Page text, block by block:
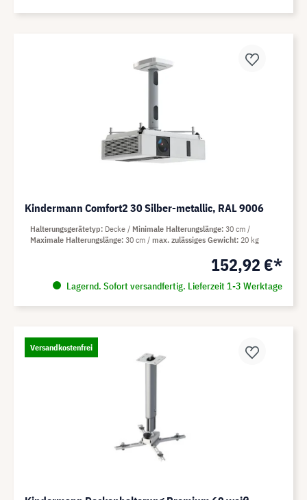
Kindermann Comfort2 30 Silber-metallic, RAL 9006
152,92 €*
Lagernd. Sofort versandfertig. Lieferzeit 1-3 Werktage
Halterungsgerätetyp Decke Minimale Halterungslänge 30 cm
Maximale Halterungslänge 30 cm max. zulässiges Gewicht 20 kg
Versandkostenfrei